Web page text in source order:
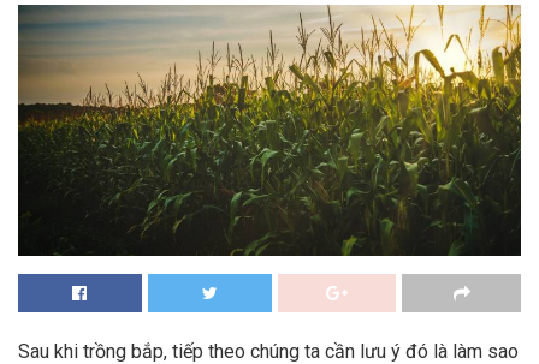
Sau khi trồng bắp, tiếp theo chúng ta cần lưu ý đó là làm sao